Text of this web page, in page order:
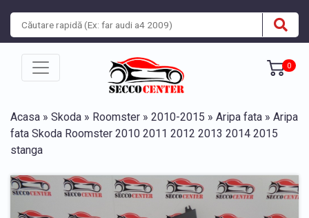
0
Acasa » Skoda » Roomster » 2010-2015 » Aripa fata » Aripa
fata Skoda Roomster 2010 2011 2012 2013 2014 2015
stanga